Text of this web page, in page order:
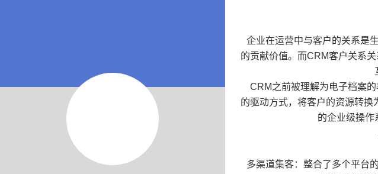
企业在运营中与客户的关系是
的贡献价值。而CRM客户关系
CRM之前被理解为电子档案的
的驱动方式，将客户的资源转
的企业级操作
多渠道集客：整合了多个平台